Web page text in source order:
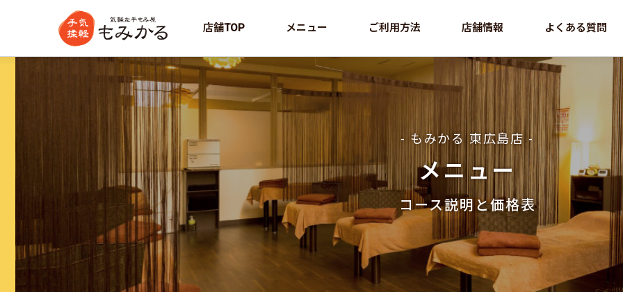
店舗TOP メニュー ご利用方法 店舗情報 よくある質問
- もみかる 東広島店 -
メニュー
コース説明と価格表